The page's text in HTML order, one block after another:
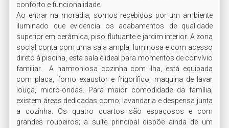
conforto e funcionalidade.
Ao entrar na moradia, somos recebidos por um ambiente
iluminado que evidencia os acabamentos de qualidade
superior em cerâmica, piso flutuante e jardim interior. A zona
social conta com uma sala ampla, luminosa e com acesso
direto á piscina, esta sala é ideal para momentos de convívio
familiar.  A harmoniosa cozinha com ilha, está equipada
com placa, forno exaustor e frigorífico, maquina de lavar
louça, micro-ondas. Para maior comodidade da família,
existem áreas dedicadas como; lavandaria e despensa junta
a cozinha. Os quatro quartos são espaçosos e com
grandes roupeiros; a suíte principal dispõe ainda de um